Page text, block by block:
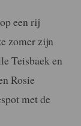
een rij
zomer zijn
Teisbaek en
Rosie
met de